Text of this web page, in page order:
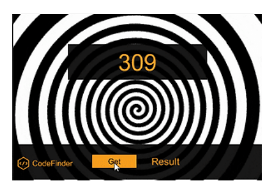
한 형태로 존재합니다. 아날로그와 디지털의 형태로 존재하는데, 세
상이 점점 디지털화가 됨에 따라 디지털시계가 점점 보급화가 되었
습니다. 디지털시계는 시침, 분침, 초침이 돌아가는 구조가 아닌 숫
자나 문자로 시간과 날짜를 작은 불빛을 통해 보여줍니다. 컴퓨터,
모바일, 등 전자기기는 기본적으로 디지털로 시간을 표시하기 때문
에 이것만 가져올 수 있다면 디지털시계를 구현하는 것은 매우 쉽습
니다. 유니티에서는 System에 접근해서 DateTime이라는..